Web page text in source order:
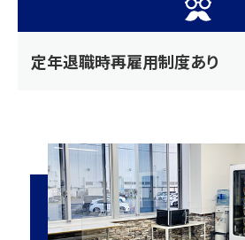
定年退職時再雇用制度あり